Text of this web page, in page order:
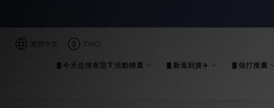
繁體中文 TWD
▋今天也很有型👔活動精選 ▋新進到貨✈️ ▋強打推薦